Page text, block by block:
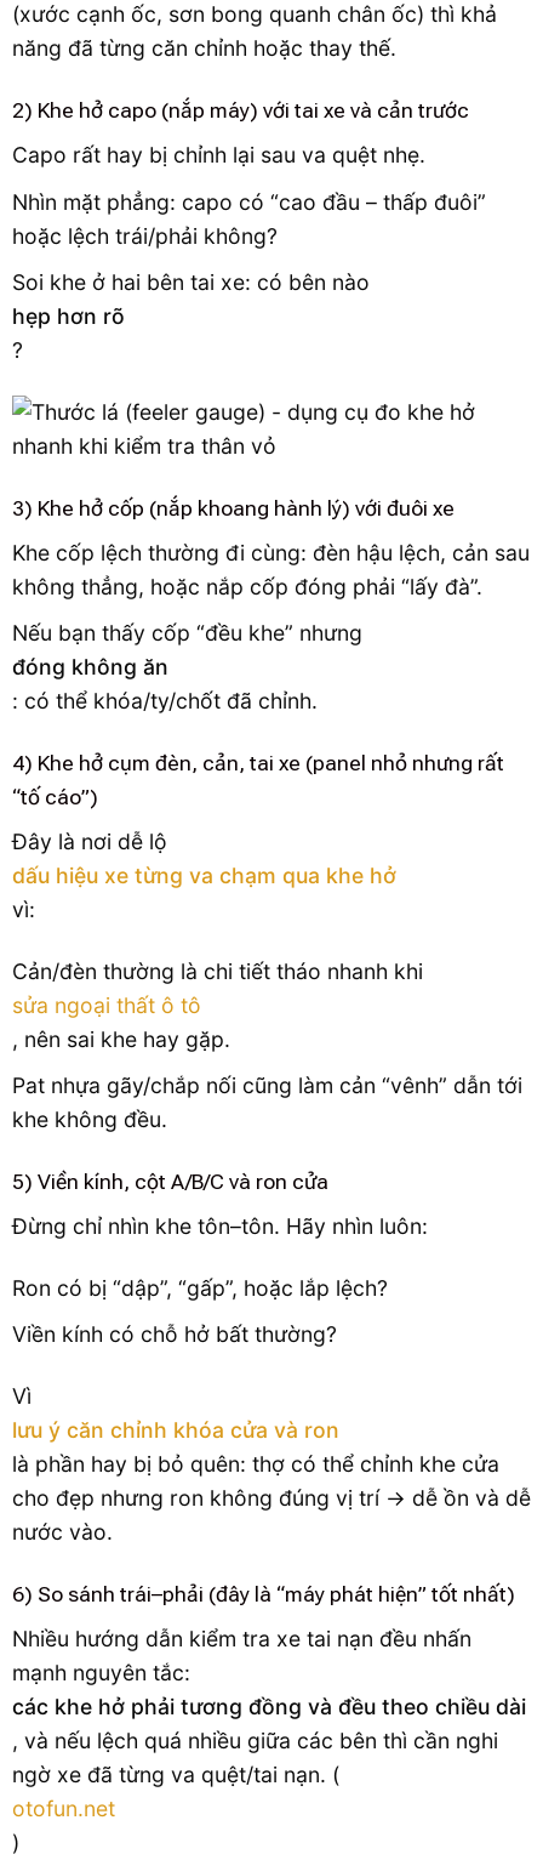
(xước cạnh ốc, sơn bong quanh chân ốc) thì khả
năng đã từng căn chỉnh hoặc thay thế.
2) Khe hở capo (nắp máy) với tai xe và cản trước
Capo rất hay bị chỉnh lại sau va quệt nhẹ.
Nhìn mặt phẳng: capo có “cao đầu – thấp đuôi”
hoặc lệch trái/phải không?
Soi khe ở hai bên tai xe: có bên nào
hẹp hơn rõ
?
3) Khe hở cốp (nắp khoang hành lý) với đuôi xe
Khe cốp lệch thường đi cùng: đèn hậu lệch, cản sau
không thẳng, hoặc nắp cốp đóng phải “lấy đà”.
Nếu bạn thấy cốp “đều khe” nhưng
đóng không ăn
: có thể khóa/ty/chốt đã chỉnh.
4) Khe hở cụm đèn, cản, tai xe (panel nhỏ nhưng rất
“tố cáo”)
Đây là nơi dễ lộ
dấu hiệu xe từng va chạm qua khe hở
vì:
Cản/đèn thường là chi tiết tháo nhanh khi
sửa ngoại thất ô tô
, nên sai khe hay gặp.
Pat nhựa gãy/chắp nối cũng làm cản “vênh” dẫn tới
khe không đều.
5) Viền kính, cột A/B/C và ron cửa
Đừng chỉ nhìn khe tôn–tôn. Hãy nhìn luôn:
Ron có bị “dập”, “gấp”, hoặc lắp lệch?
Viền kính có chỗ hở bất thường?
Vì
lưu ý căn chỉnh khóa cửa và ron
là phần hay bị bỏ quên: thợ có thể chỉnh khe cửa
cho đẹp nhưng ron không đúng vị trí → dễ ồn và dễ
nước vào.
6) So sánh trái–phải (đây là “máy phát hiện” tốt nhất)
Nhiều hướng dẫn kiểm tra xe tai nạn đều nhấn
mạnh nguyên tắc:
các khe hở phải tương đồng và đều theo chiều dài
, và nếu lệch quá nhiều giữa các bên thì cần nghi
ngờ xe đã từng va quệt/tai nạn. (
otofun.net
)